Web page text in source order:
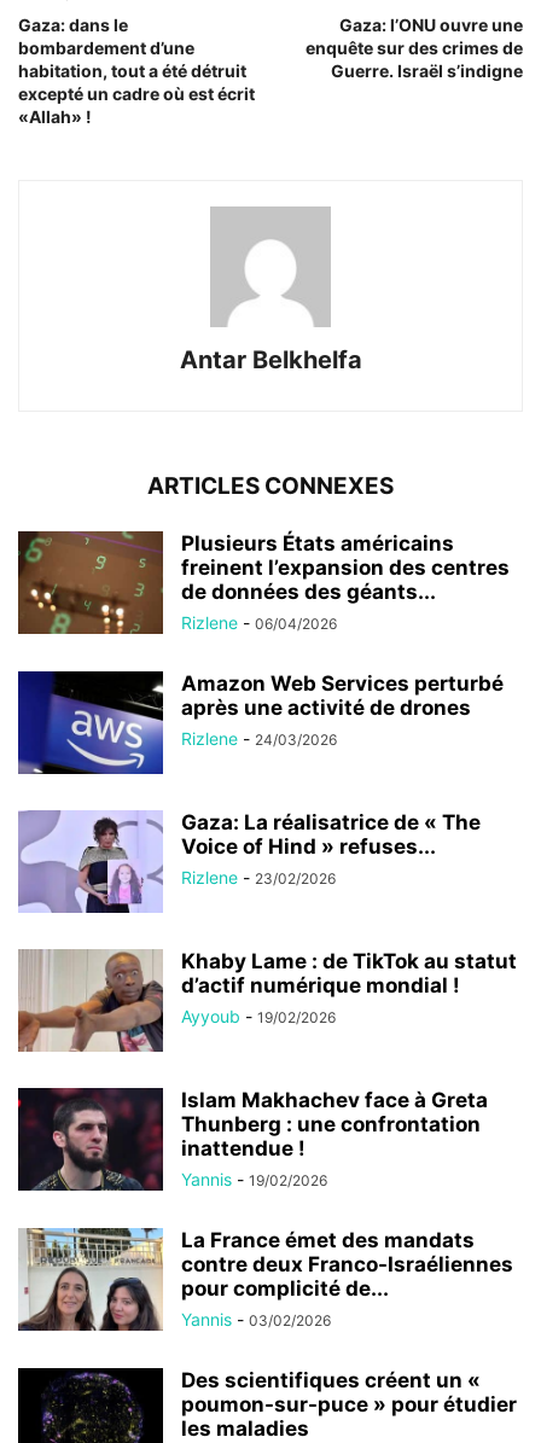
Gaza: dans le
bombardement d’une
habitation, tout a été détruit
excepté un cadre où est écrit
«Allah» !
Gaza: l’ONU ouvre une
enquête sur des crimes de
Guerre. Israël s’indigne
Antar Belkhelfa
ARTICLES CONNEXES
Plusieurs États américains
freinent l’expansion des centres
de données des géants...
Rizlene - 06/04/2026
Amazon Web Services perturbé
après une activité de drones
Rizlene - 24/03/2026
Gaza: La réalisatrice de « The
Voice of Hind » refuses...
Rizlene - 23/02/2026
Khaby Lame : de TikTok au statut
d’actif numérique mondial !
Ayyoub - 19/02/2026
Islam Makhachev face à Greta
Thunberg : une confrontation
inattendue !
Yannis - 19/02/2026
La France émet des mandats
contre deux Franco-Israéliennes
pour complicité de...
Yannis - 03/02/2026
Des scientifiques créent un «
poumon-sur-puce » pour étudier
les maladies